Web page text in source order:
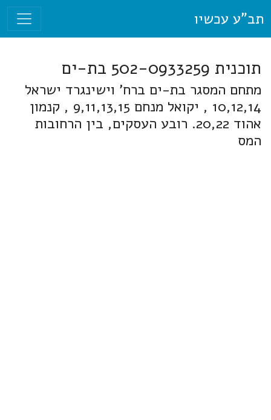
תב"ע עכשיו
תוכנית 502-0933259 בת-ים
מתחם המסגר בת-ים ברח' וישינגרד ישראל
10,12,14 , יקואל מנחם 9,11,13,15 , קנמון
אהוד 20,22. רובע העסקים, בין הרחובות
המס